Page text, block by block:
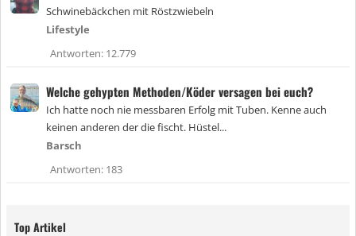
Schwinebäckchen mit Röstzwiebeln
Lifestyle
Antworten 12.779
Welche gehypten Methoden/Köder versagen bei euch?
Ich hatte noch nie messbaren Erfolg mit Tuben. Kenne auch
keinen anderen der die fischt. Hüstel...
Barsch
Antworten 183
Top Artikel